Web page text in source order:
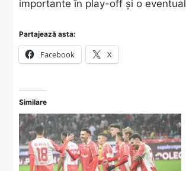
importante în play-off și o
Partajează asta:
Facebook X
Similare